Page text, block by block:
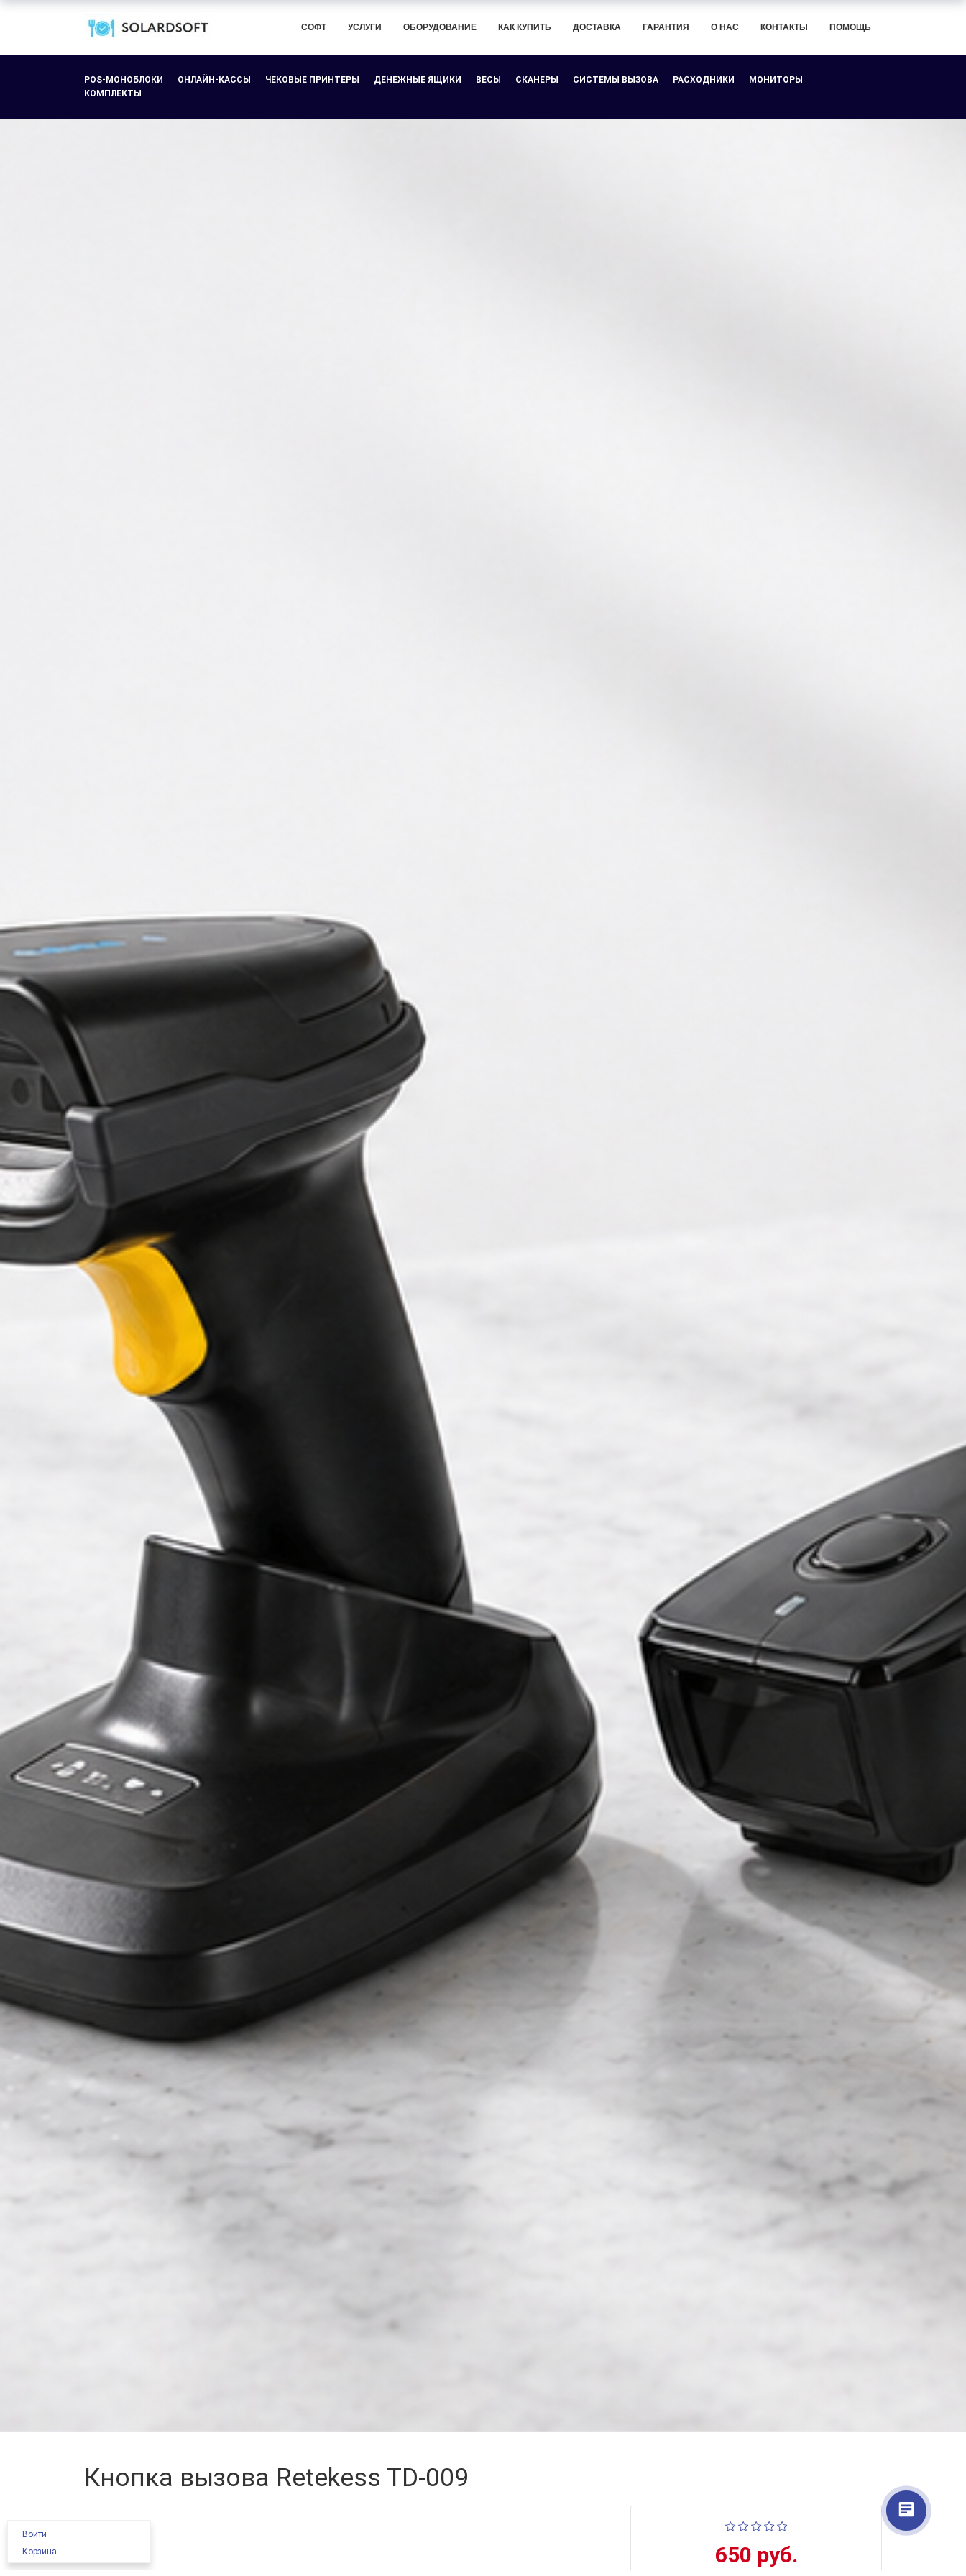
СОФТ УСЛУГИ ОБОРУДОВАНИЕ КАК КУПИТЬ ДОСТАВКА ГАРАНТИЯ О НАС КОНТАКТЫ ПОМОЩЬ
POS-МОНОБЛОКИ ОНЛАЙН-КАССЫ ЧЕКОВЫЕ ПРИНТЕРЫ ДЕНЕЖНЫЕ ЯЩИКИ ВЕСЫ СКАНЕРЫ СИСТЕМЫ ВЫЗОВА РАСХОДНИКИ
МОНИТОРЫ
КОМПЛЕКТЫ
Войти
Корзина
Кнопка вызова Retekess TD-009
650 руб.